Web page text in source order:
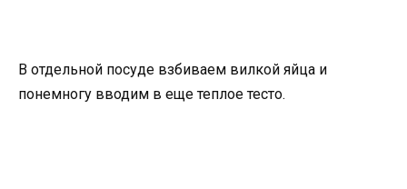
В отдельной посуде взбиваем вилкой яйца и
понемногу вводим в еще теплое тесто.